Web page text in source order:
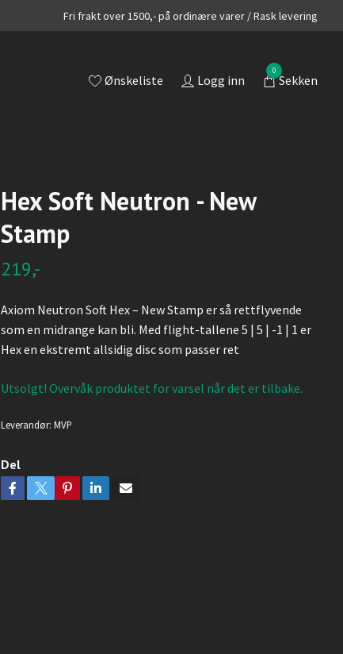
Fri frakt over 1500,- på ordinære varer / Rask levering
Ønskeliste Logg inn
0
Sekken
Hex Soft Neutron - New
Stamp
219,-
Axiom Neutron Soft Hex – New Stamp er så rettflyvende
som en midrange kan bli. Med flight-tallene 5 | 5 | -1 | 1 er
Hex en ekstremt allsidig disc som passer ret
Utsolgt! Overvåk produktet for varsel når det er tilbake.
Leverandør: MVP
Del